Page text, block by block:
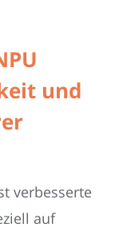
und
verbesserte
auf